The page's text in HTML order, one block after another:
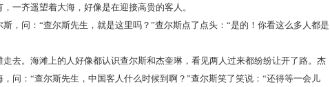
一齐遥望着大海，好像是在迎接高贵的客人。
，问：“查尔斯先生，就是这里吗？”查尔斯点了点头：“是的！你看这么多人都是
去。海滩上的人好像都认识查尔斯和杰奎琳，看见两人过来都纷纷让开了路。杰
问：“查尔斯先生，中国客人什么时候到啊？”查尔斯笑了笑说：“还得等一会儿